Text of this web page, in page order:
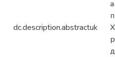
dc.description.abstractuk